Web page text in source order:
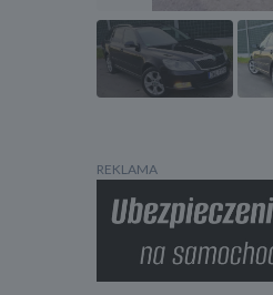
REKLAMA